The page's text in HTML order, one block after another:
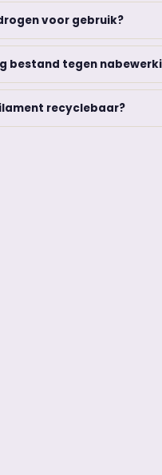
voor gebruik?
bestand tegen
recyclebaar?